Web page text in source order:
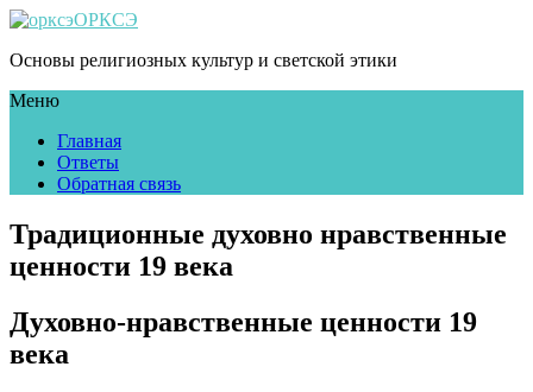
ОРКСЭ
Основы религиозных культур и светской этики
Меню
Главная
Ответы
Обратная связь
Традиционные духовно нравственные
ценности 19 века
Духовно-нравственные ценности 19
века